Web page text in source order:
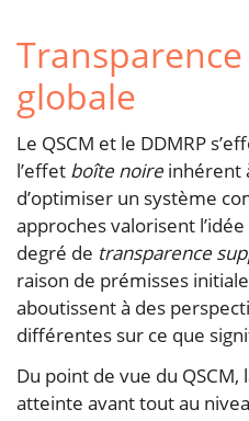
globale
Le QSCM et le DDMRP
l’effet boîte noireinhérent
d’optimiser un système
approches valorisent
degré de transparence
raison de prémisses
aboutissent à des
différentes sur ce que
Du point de vue du
atteinte avant tout au